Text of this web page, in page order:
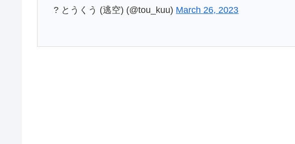
? とうくう (逃空) (@tou_kuu) March 26, 2023